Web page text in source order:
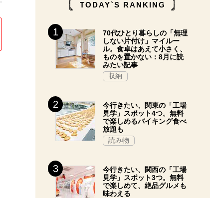
TODAY`S RANKING
70代ひとり暮らしの「無理
しない片付け」マイルー
ル。食卓はあえて小さく、
ものを置かない：8月に読
みたい記事
収納
今行きたい、関東の「工場
見学」スポット4つ。無料
で楽しめるバイキング食べ
放題も
読み物
今行きたい、関西の「工場
見学」スポット3つ。無料
で楽しめて、絶品グルメも
味わえる